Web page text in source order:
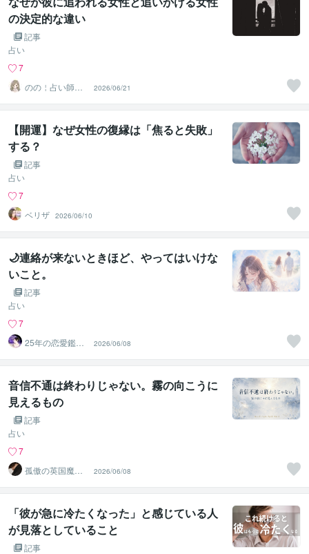
の決定的な違い
記事
占い
7
のの￤占い師‎♡
恋愛タロット
2026/06/21
【開運】なぜ女性の復縁は「焦ると失敗」
する？
記事
占い
7
ベリザ 2026/06/10
🌙連絡が来ないときほど、やってはいけな
いこと。
記事
占い
7
25年の恋愛鑑定
師✡️羅阿舞_rao
ma
2026/06/08
音信不通は終わりじゃない。霧の向こうに
見えるもの
記事
占い
7
孤傲の英国魔術
師エドワード
2026/06/08
「彼が急に冷たくなった」と感じている人
が見落としていること
記事